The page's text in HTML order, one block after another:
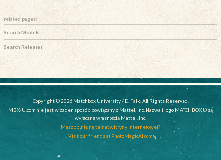
related pages:
Search Models
Search Releases
Copyright © 2026 Matchbox University / D. Falk, All Rights Reserved.
MBX-U.com nie jest w żaden sposób powiązany z Mattel, Inc. Nazwa i logo MATCHBOX © są
wyłączną własnością Mattel, Inc.
Masz opinię na temat witryny internetowej?
Visit our friends at PhotoMagicAI.com